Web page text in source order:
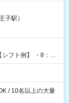
子駅）
/ 10名以上の大量